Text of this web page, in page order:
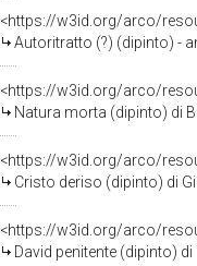
<https://w3id.org/arco/
Autoritratto (?) (dipinto) -
<https://w3id.org/arco/
Natura morta (dipinto) di
<https://w3id.org/arco/
Cristo deriso (dipinto) di
<https://w3id.org/arco/
David penitente (dipinto)